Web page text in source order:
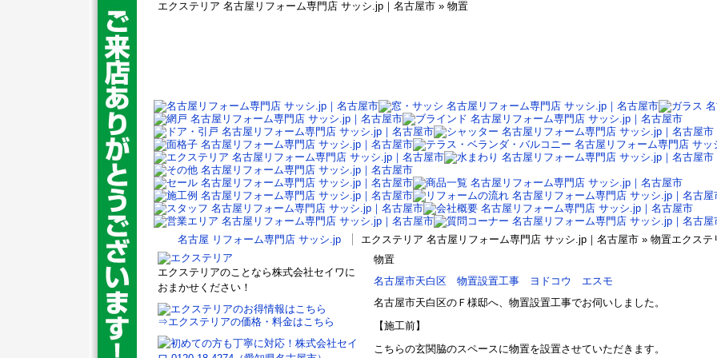
エクステリア 名古屋リフォーム専門店 サッシ.jp｜名古屋市 » 物置
名古屋 リフォーム専門店 サッシ.jp
エクステリア 名古屋リフォーム専門店 サッシ.jp｜名古屋市 » 物置エクステ
物置
名古屋市天白区 物置設置工事 ヨドコウ エスモ
名古屋市天白区のＦ様邸へ、物置設置工事でお伺いしました。
【施工前】
こちらの玄関脇のスペースに物置を設置させていただきます。
エクステリアのことなら株式会社セイワに
おまかせください！
⇒エクステリアの価格・料金はこちら